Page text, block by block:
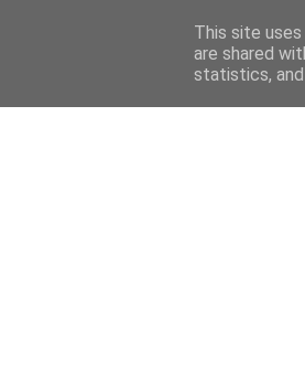
This site
are shared
statistics,